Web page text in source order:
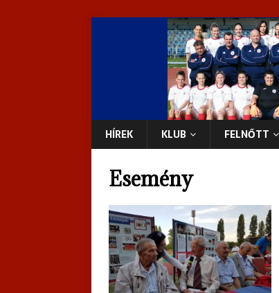
HÍREK KLUB FELNŐTT
Esemény